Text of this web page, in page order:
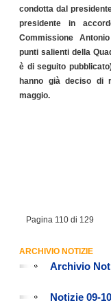
condotta dal
presidente in
Commissione
punti salienti della
è di seguito
hanno già deciso
maggio.
Pagina 110 di 129
ARCHIVIO NOTIZIE
Archivio
Notizie 09-10